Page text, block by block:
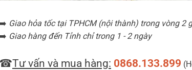
Giao hỏa tốc tại TPHCM (nội thành) trong vòng 2
Giao hàng đến Tỉnh chỉ trong 1 - 2 ngày
☎Tư vấn và mua hàng: 0868.133.899